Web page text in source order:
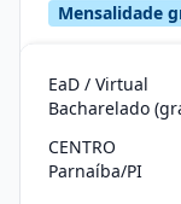
Mensalidade
EaD / Virtual
Bacharelado
CENTRO
Parnaíba/PI